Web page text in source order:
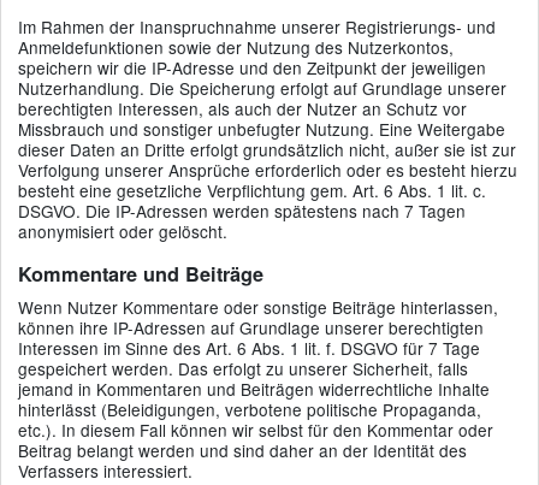
Im Rahmen der Inanspruchnahme unserer Registrierungs- und
Anmeldefunktionen sowie der Nutzung des Nutzerkontos,
speichern wir die IP-Adresse und den Zeitpunkt der jeweiligen
Nutzerhandlung. Die Speicherung erfolgt auf Grundlage unserer
berechtigten Interessen, als auch der Nutzer an Schutz vor
Missbrauch und sonstiger unbefugter Nutzung. Eine Weitergabe
dieser Daten an Dritte erfolgt grundsätzlich nicht, außer sie ist zur
Verfolgung unserer Ansprüche erforderlich oder es besteht hierzu
besteht eine gesetzliche Verpflichtung gem. Art. 6 Abs. 1 lit. c.
DSGVO. Die IP-Adressen werden spätestens nach 7 Tagen
anonymisiert oder gelöscht.
Kommentare und Beiträge
Wenn Nutzer Kommentare oder sonstige Beiträge hinterlassen,
können ihre IP-Adressen auf Grundlage unserer berechtigten
Interessen im Sinne des Art. 6 Abs. 1 lit. f. DSGVO für 7 Tage
gespeichert werden. Das erfolgt zu unserer Sicherheit, falls
jemand in Kommentaren und Beiträgen widerrechtliche Inhalte
hinterlässt (Beleidigungen, verbotene politische Propaganda,
etc.). In diesem Fall können wir selbst für den Kommentar oder
Beitrag belangt werden und sind daher an der Identität des
Verfassers interessiert.